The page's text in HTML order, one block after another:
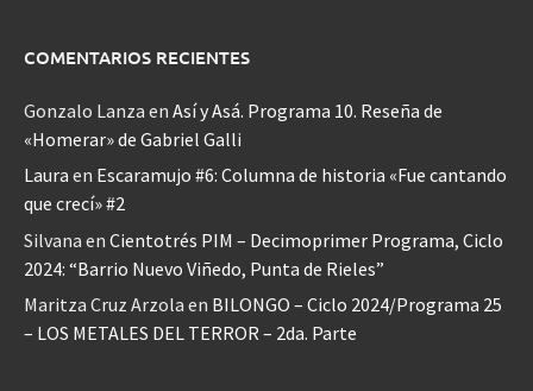
COMENTARIOS RECIENTES
Gonzalo Lanza en Así y Asá. Programa 10. Reseña de
«Homerar» de Gabriel Galli
Laura en Escaramujo #6: Columna de historia «Fue cantando
que crecí» #2
Silvana en Cientotrés PIM – Decimoprimer Programa, Ciclo
2024: “Barrio Nuevo Viñedo, Punta de Rieles”
Maritza Cruz Arzola en BILONGO – Ciclo 2024/Programa 25
– LOS METALES DEL TERROR – 2da. Parte